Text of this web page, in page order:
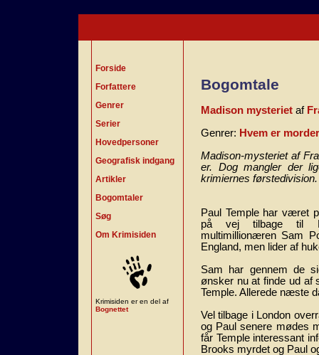
Forside
Forfattere
Genrer
Serier
Hovedpersoner
Geografisk indgang
Artikler
Bogomtaler
Søg
Om Krimisiden
Krimisiden er en del af
Bognettet
Bogomtale
Madison mysteriet af
Genrer: Hvem er
Madison-mysteriet af
er. Dog mangler der
krimiernes førstedivision.
Paul Temple har været
på vej tilbage til
multimillionæren Sam
England, men lider af
Sam har gennem de
ønsker nu at finde ud af
Temple. Allerede næste
Vel tilbage i London
og Paul senere mødes
får Temple interessant
Brooks myrdet og Paul